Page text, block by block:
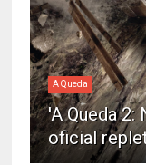
A Queda
'A Queda
oficial